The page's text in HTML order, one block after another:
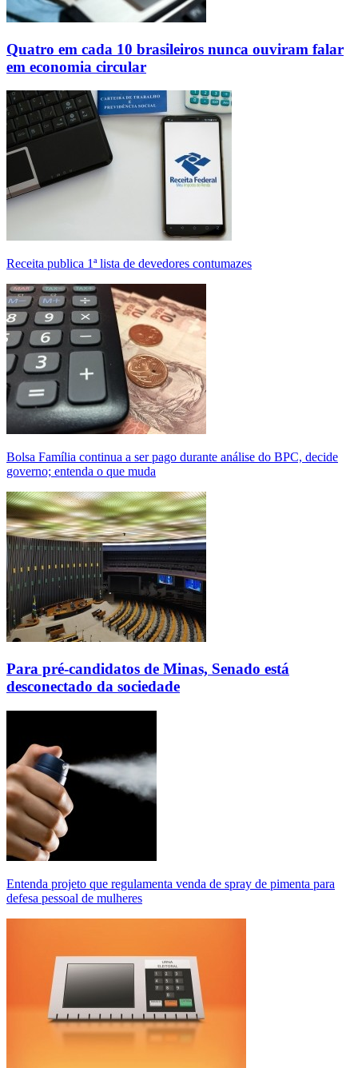
Quatro em cada 10 brasileiros nunca ouviram falar
em economia circular
Receita publica 1ª lista de devedores contumazes
Bolsa Família continua a ser pago durante análise do BPC, decide
governo; entenda o que muda
Para pré-candidatos de Minas, Senado está
desconectado da sociedade
Entenda projeto que regulamenta venda de spray de pimenta para
defesa pessoal de mulheres